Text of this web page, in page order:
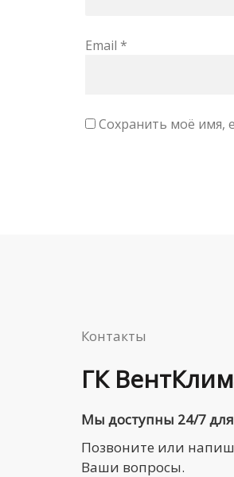
Email *
Сохранить моё имя,
Контакты
ГК
Мы доступны 24/7
Позвоните или
Ваши вопросы.